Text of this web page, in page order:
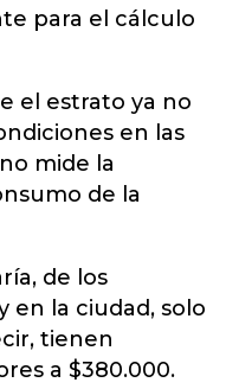
para el cálculo
el estrato ya no
en las
mide la
de la
de los
en la ciudad, solo
tienen
a $380.000.